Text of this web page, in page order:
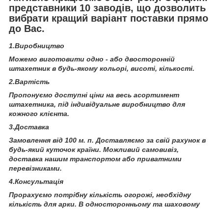
представники 10 заводів, що дозволить
вибрати кращий варіант поставки прямо
до Вас.
1.Виробництво
Можемо виготовити одно - або двосторонній
штахетник в будь-якому кольорі, висоті, кількості.
2.Вартість
Пропонуємо доступні ціни на весь асортимент
штахетника, під індивідуальне виробництво для
кожного клієнта.
3.Доставка
Замовлення від 100 м. п. Доставляємо за свій рахунок в
будь-який куточок країни. Можливий самовивіз,
доставка нашим транспортом або приватними
перевізниками.
4.Консультація
Прорахуємо потрібну кількість огорожі, необхідну
кількість для арки. В односторонньому та шаховому